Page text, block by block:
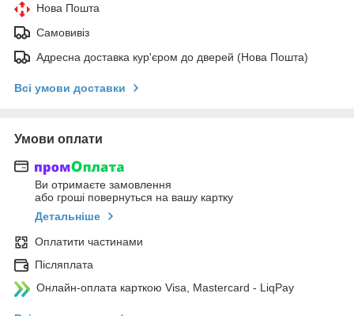
Нова Пошта
Самовивіз
Адресна доставка кур'єром до дверей (Нова Пошта)
Всі умови доставки
Умови оплати
Ви отримаєте замовлення
або гроші повернуться на вашу картку
Детальніше
Оплатити частинами
Післяплата
Онлайн-оплата карткою Visa, Mastercard - LiqPay